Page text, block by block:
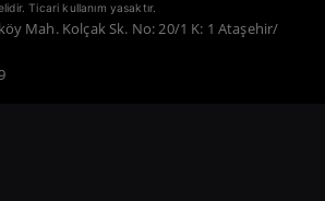
Ticari kullanım yasaktır.
Mah. Kolçak Sk. No: 20/1 K: 1 Ataşehir/